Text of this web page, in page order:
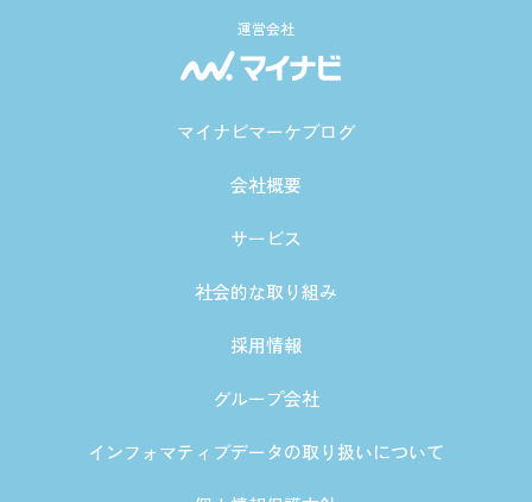
運営会社
マイナビマーケブログ
会社概要
サービス
社会的な取り組み
採用情報
グループ会社
インフォマティブデータの取り扱いについて